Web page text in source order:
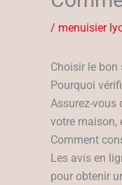
/ menuisier
Choisir le
Pourquoi
Assurez-vous
votre maison,
Comment
Les avis en
pour obtenir